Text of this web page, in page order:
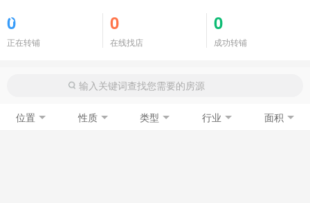
0
正在转铺
0
在线找店
0
成功转铺
位置 性质 类型 行业 面积